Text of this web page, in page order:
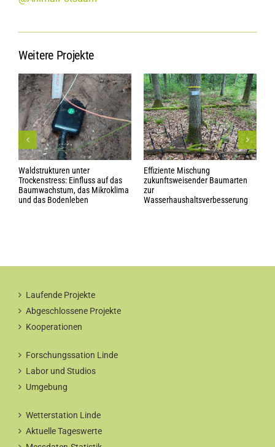
Weitere Projekte
Waldstrukturen unter
Trockenstress: Einfluss auf das
Baumwachstum, das Mikroklima
und das Bodenleben
Effiziente Mischung
zukunftsweisender Baumarten
zur
Wasserhaushaltsverbesserung
Laufende Projekte
Abgeschlossene Projekte
Kooperationen
Forschungssation Linde
Labor und Studios
Umgebung
Wetterstation Linde
Aktuelle Tageswerte